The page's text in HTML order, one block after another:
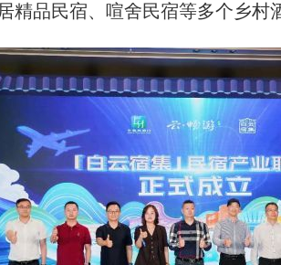
精品民宿、喧舍民宿等多个乡村